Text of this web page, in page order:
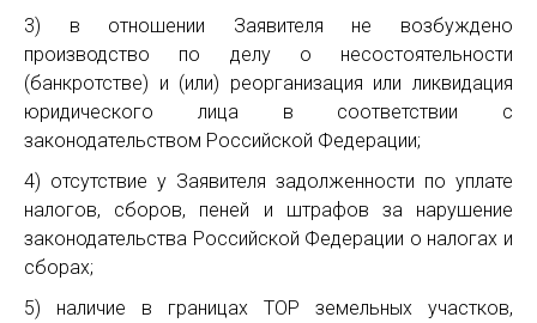
3) в отношении Заявителя не возбуждено
производство по делу о несостоятельности
(банкротстве) и (или) реорганизация или ликвидация
юридического лица в соответствии с
законодательством Российской Федерации;
4) отсутствие у Заявителя задолженности по уплате
налогов, сборов, пеней и штрафов за нарушение
законодательства Российской Федерации о налогах и
сборах;
5) наличие в границах ТОР земельных участков,